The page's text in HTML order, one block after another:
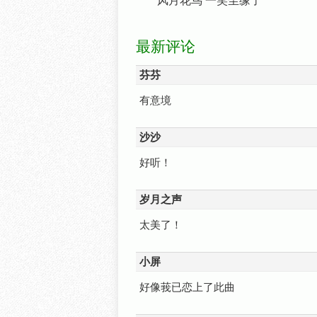
最新评论
芬芬
有意境
沙沙
好听！
岁月之声
太美了！
小屏
好像莪已恋上了此曲